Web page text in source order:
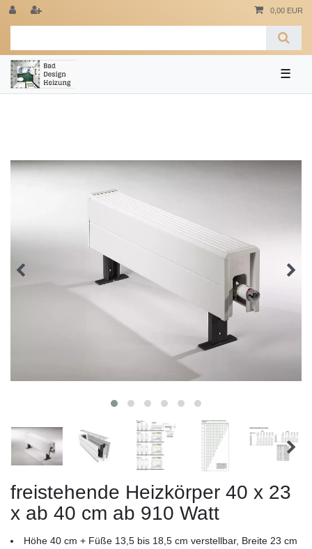
0,00 EUR
☰
freistehende Heizkörper 40 x 23
x ab 40 cm ab 910 Watt
Höhe 40 cm + Füße 13,5 bis 18,5 cm verstellbar, Breite 23 cm